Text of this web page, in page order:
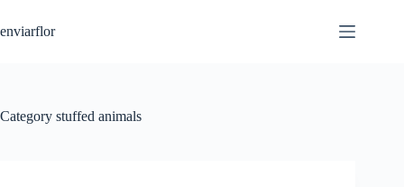
k
c
enviarflor
Category stuffed animals